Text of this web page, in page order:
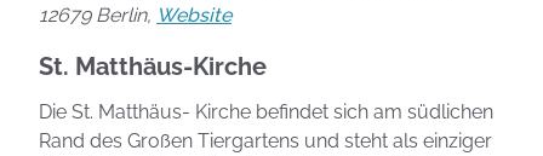
12679 Berlin, Website
St. Matthäus-Kirche
Die St. Matthäus- Kirche befindet sich am südlichen
Rand des Großen Tiergartens und steht als einziger